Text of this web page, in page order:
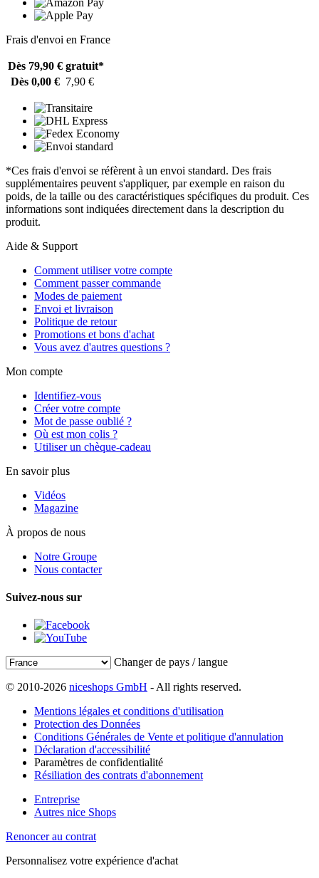
Frais d'envoi en France
Dès 79,90 € gratuit*
Dès 0,00 € 7,90 €
*Ces frais d'envoi se réfèrent à un envoi standard. Des frais
supplémentaires peuvent s'appliquer, par exemple en raison du
poids, de la taille ou des caractéristiques spécifiques du produit. Ces
informations sont indiquées directement dans la description du
produit.
Aide & Support
Comment utiliser votre compte
Comment passer commande
Modes de paiement
Envoi et livraison
Politique de retour
Promotions et bons d'achat
Vous avez d'autres questions ?
Mon compte
Identifiez-vous
Créer votre compte
Mot de passe oublié ?
Où est mon colis ?
Utiliser un chèque-cadeau
En savoir plus
Vidéos
Magazine
À propos de nous
Notre Groupe
Nous contacter
Suivez-nous sur
Changer de pays / langue
© 2010-2026 niceshops GmbH - All rights reserved.
Mentions légales et conditions d'utilisation
Protection des Données
Conditions Générales de Vente et politique d'annulation
Déclaration d'accessibilité
Paramètres de confidentialité
Résiliation des contrats d'abonnement
Entreprise
Autres nice Shops
Renoncer au contrat
Personnalisez votre expérience d'achat